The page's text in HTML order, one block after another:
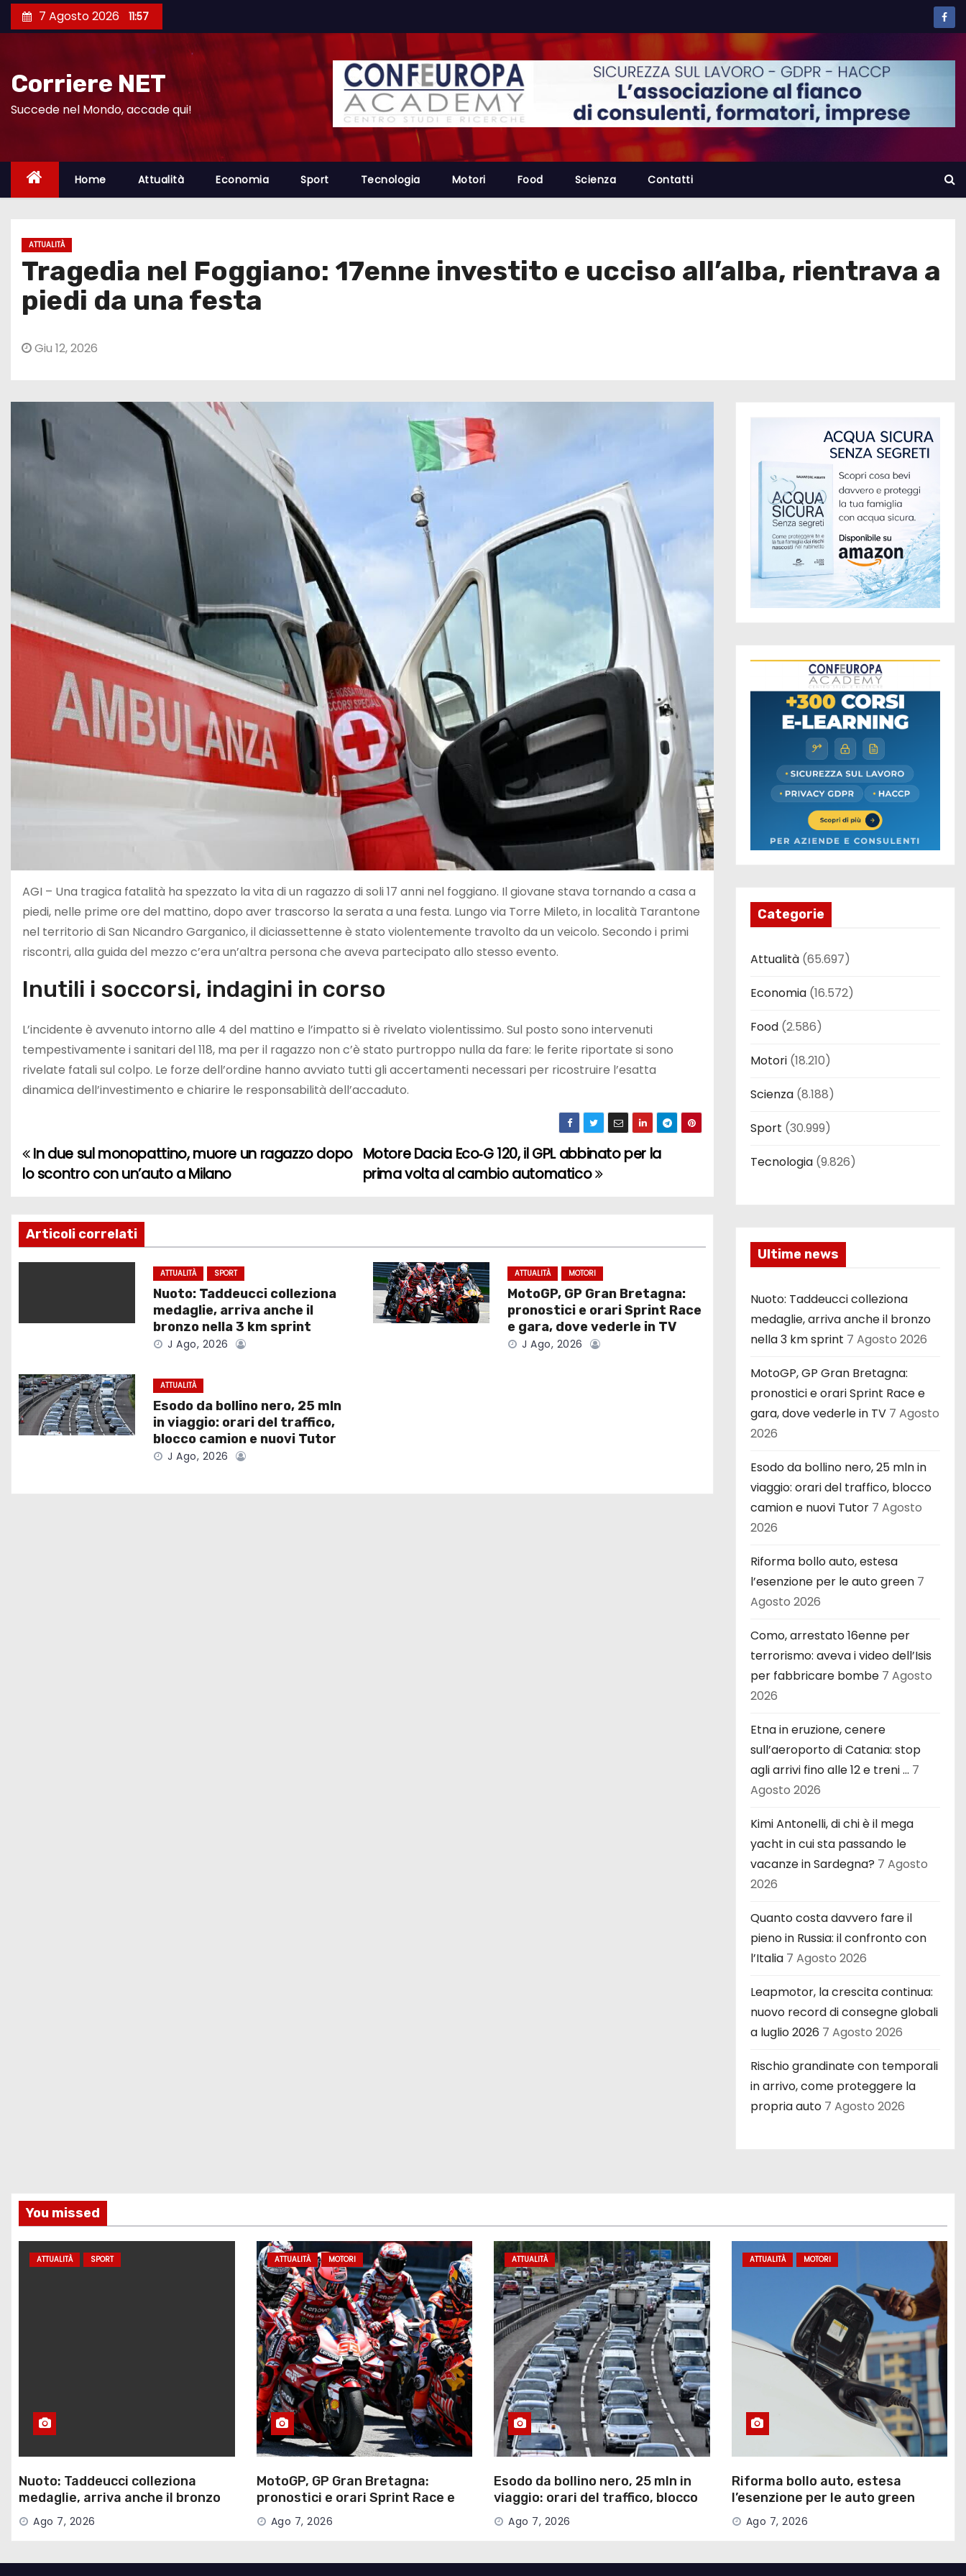
a
7 Agosto 2026 11:57
Corriere NET
Succede nel Mondo, accade qui!
Home Attualità Economia Sport Tecnologia Motori Food Scienza Contatti
ATTUALITÀ
Tragedia nel Foggiano: 17enne investito e ucciso all’alba, rientrava a
piedi da una festa
Giu 12, 2026
AGI – Una tragica fatalità ha spezzato la vita di un ragazzo di soli 17 anni nel foggiano. Il giovane stava tornando a casa a
piedi, nelle prime ore del mattino, dopo aver trascorso la serata a una festa. Lungo via Torre Mileto, in località Tarantone
nel territorio di San Nicandro Garganico, il diciassettenne è stato violentemente travolto da un veicolo. Secondo i primi
riscontri, alla guida del mezzo c’era un’altra persona che aveva partecipato allo stesso evento.
Inutili i soccorsi, indagini in corso
L’incidente è avvenuto intorno alle 4 del mattino e l’impatto si è rivelato violentissimo. Sul posto sono intervenuti
tempestivamente i sanitari del 118, ma per il ragazzo non c’è stato purtroppo nulla da fare: le ferite riportate si sono
rivelate fatali sul colpo. Le forze dell’ordine hanno avviato tutti gli accertamenti necessari per ricostruire l’esatta
dinamica dell’investimento e chiarire le responsabilità dell’accaduto.
N
v
i
i
o
n
Motore Dacia Eco‑G 120, il GPL abbinato per la
prima volta al cambio automatico
In due sul monopattino, muore un ragazzo dopo
lo scontro con un’auto a Milano
Articoli correlati
ATTUALITÀ SPORT
Nuoto: Taddeucci colleziona
medaglie, arriva anche il
bronzo nella 3 km sprint
J Ago, 2026
ATTUALITÀ MOTORI
MotoGP, GP Gran Bretagna:
pronostici e orari Sprint Race
e gara, dove vederle in TV
J Ago, 2026
ATTUALITÀ
Esodo da bollino nero, 25 mln
in viaggio: orari del traffico,
blocco camion e nuovi Tutor
J Ago, 2026
Categorie
Attualità (65.697)
Economia (16.572)
Food (2.586)
Motori (18.210)
Scienza (8.188)
Sport (30.999)
Tecnologia (9.826)
Ultime news
Nuoto: Taddeucci colleziona
medaglie, arriva anche il bronzo
nella 3 km sprint 7 Agosto 2026
MotoGP, GP Gran Bretagna:
pronostici e orari Sprint Race e
gara, dove vederle in TV 7 Agosto
2026
Esodo da bollino nero, 25 mln in
viaggio: orari del traffico, blocco
camion e nuovi Tutor 7 Agosto
2026
Riforma bollo auto, estesa
l’esenzione per le auto green 7
Agosto 2026
Como, arrestato 16enne per
terrorismo: aveva i video dell’Isis
per fabbricare bombe 7 Agosto
2026
Etna in eruzione, cenere
sull’aeroporto di Catania: stop
agli arrivi fino alle 12 e treni … 7
Agosto 2026
Kimi Antonelli, di chi è il mega
yacht in cui sta passando le
vacanze in Sardegna? 7 Agosto
2026
Quanto costa davvero fare il
pieno in Russia: il confronto con
l’Italia 7 Agosto 2026
Leapmotor, la crescita continua:
nuovo record di consegne globali
a luglio 2026 7 Agosto 2026
Rischio grandinate con temporali
in arrivo, come proteggere la
propria auto 7 Agosto 2026
You missed
ATTUALITÀ SPORT
Nuoto: Taddeucci colleziona
medaglie, arriva anche il bronzo
nella 3 km sprint
Ago 7, 2026
ATTUALITÀ MOTORI
MotoGP, GP Gran Bretagna:
pronostici e orari Sprint Race e
gara, dove vederle in TV
Ago 7, 2026
ATTUALITÀ
Esodo da bollino nero, 25 mln in
viaggio: orari del traffico, blocco
camion e nuovi Tutor
Ago 7, 2026
ATTUALITÀ MOTORI
Riforma bollo auto, estesa
l’esenzione per le auto green
Ago 7, 2026